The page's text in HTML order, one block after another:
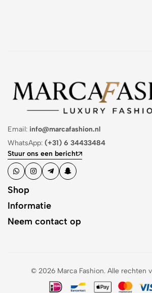
Email: info@marcafashion.nl
WhatsApp: (+31) 6 34433484
Stuur ons een bericht
Shop
Informatie
Neem contact op
© 2026 Marca Fashion. Alle rechten